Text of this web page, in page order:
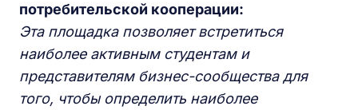
потребительской кооперации:
Эта площадка позволяет встретиться
наиболее активным студентам и
представителям бизнес-сообщества для
того, чтобы определить наиболее